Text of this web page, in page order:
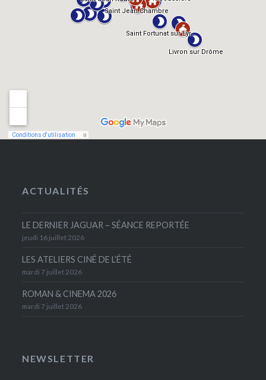
ACTUALITÉS
LE DERNIER JAGUAR – SÉANCE REPORTÉE
jeudi 16 juillet 2026
LES ATELIERS CINÉ DE L’ÉTÉ
mardi 7 juillet 2026
ROMAN & CINEMA 2026
mardi 7 juillet 2026
NEWSLETTER